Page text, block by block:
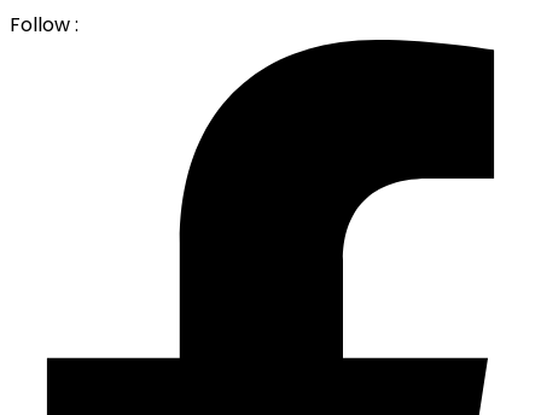
Follow :